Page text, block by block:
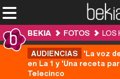
BEKIA FOTOS
LOS
AUDIENCIAS 'La voz
en La 1 y 'Una receta
Telecinco